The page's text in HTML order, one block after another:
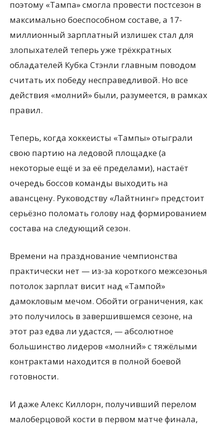
поэтому «Тампа» смогла провести постсезон в
максимально боеспособном составе, а 17-
миллионный зарплатный излишек стал для
злопыхателей теперь уже трёхкратных
обладателей Кубка Стэнли главным поводом
считать их победу несправедливой. Но все
действия «молний» были, разумеется, в рамках
правил.
Теперь, когда хоккеисты «Тампы» отыграли
свою партию на ледовой площадке (а
некоторые ещё и за её пределами), настаёт
очередь боссов команды выходить на
авансцену. Руководству «Лайтнинг» предстоит
серьёзно поломать голову над формированием
состава на следующий сезон.
Времени на празднование чемпионства
практически нет — из-за короткого межсезонья
потолок зарплат висит над «Тампой»
дамокловым мечом. Обойти ограничения, как
это получилось в завершившемся сезоне, на
этот раз едва ли удастся, — абсолютное
большинство лидеров «молний» с тяжёлыми
контрактами находится в полной боевой
готовности.
И даже Алекс Киллорн, получивший перелом
малоберцовой кости в первом матче финала,